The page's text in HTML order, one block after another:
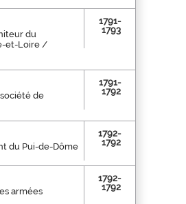
du
et-Loire /
1791-
1793
de
1791-
1792
du Pui-de-Dôme
1792-
1792
armées
1792-
1792